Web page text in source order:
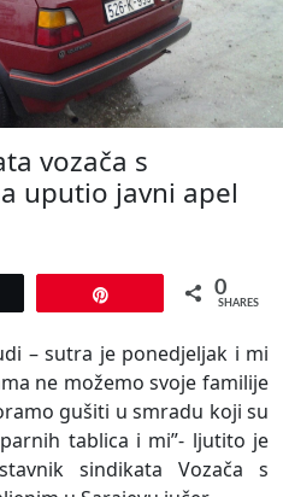
vozača s
uputio javni apel
0
SHARES
– sutra je ponedjeljak i mi
ne možemo svoje familije
gušiti u smradu koji su
tablica i mi”- ljutito je
sindikata Vozača s